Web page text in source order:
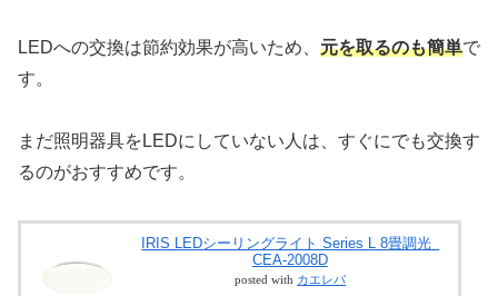
LEDへの交換は節約効果が高いため、 元を取るのも簡単で
す。
まだ照明器具をLEDにしていない人は、すぐにでも交換す
るのがおすすめです。
IRIS LEDシーリングライト Series L 8畳調光
CEA-2008D
posted with カエレバ